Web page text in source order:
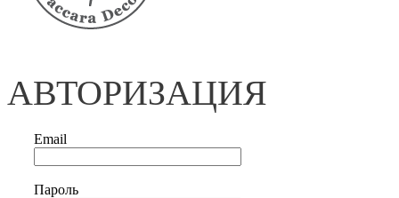
АВТОРИЗАЦИЯ
Email
Пароль